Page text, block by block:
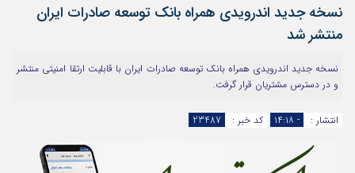
آپارات
نسخه جدید اندرویدی همراه بانک توسعه صادرات ایران
منتشر شد
نسخه جدید اندرویدی همراه بانک توسعه صادرات ایران با قابلیت ارتقا امنیتی منتشر
و در دسترس مشتریان قرار گرفت.
انتشار : - ۱۴:۱۸ کد خبر : 23487